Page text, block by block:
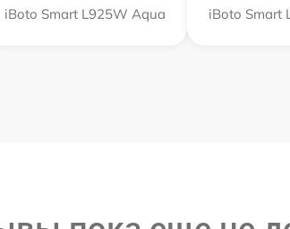
iBoto Smart L925W Aqua iBoto Smart